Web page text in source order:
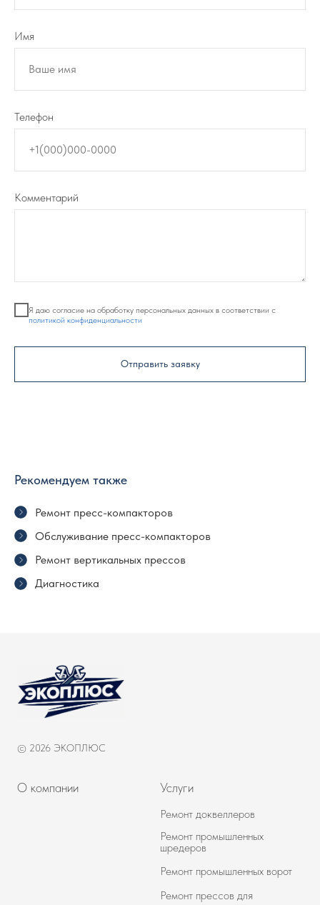
Имя
Ваше имя
Телефон
+1(000)000-0000
Комментарий
Я даю согласие на обработку персональных данных в соответствии с
политикой конфиденциальности
Отправить заявку
Рекомендуем также
Ремонт пресс-компакторов
Обслуживание пресс-компакторов
Ремонт вертикальных прессов
Диагностика
© 2026 ЭКОПЛЮС
О компании Услуги
Ремонт доквеллеров
Ремонт промышленных
шредеров
Ремонт промышленных ворот
Ремонт прессов для